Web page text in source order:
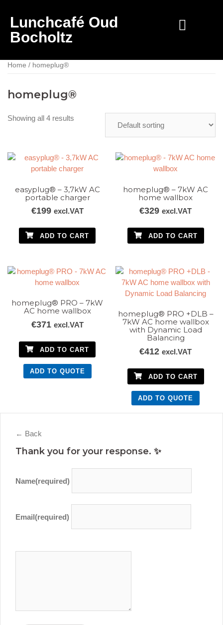
Lunchcafé Oud
Bocholtz
Home / homeplug®
homeplug®
Showing all 4 results
easyplug® – 3,7kW AC
portable charger
€199 excl.VAT
ADD TO CART
homeplug® – 7kW AC
home wallbox
€329 excl.VAT
ADD TO CART
homeplug® PRO – 7kW
AC home wallbox
€371 excl.VAT
ADD TO CART
ADD TO QUOTE
homeplug® PRO +DLB –
7kW AC home wallbox
with Dynamic Load
Balancing
€412 excl.VAT
ADD TO CART
ADD TO QUOTE
← Back
Thank you for your response. ✨
Name(required)
Email(required)